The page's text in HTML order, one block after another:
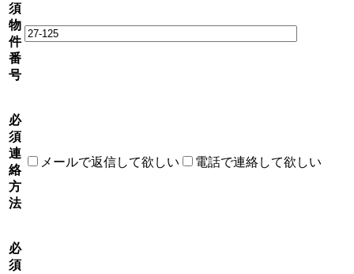
須
物
件
番
号
必
須
連
絡
方
法
メールで返信して欲しい 電話で連絡して欲しい
必
須